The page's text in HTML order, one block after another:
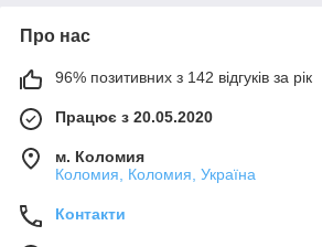
Про нас
96% позитивних з 142 відгуків за рік
Працює з 20.05.2020
м. Коломия
Коломия, Коломия, Україна
Контакти